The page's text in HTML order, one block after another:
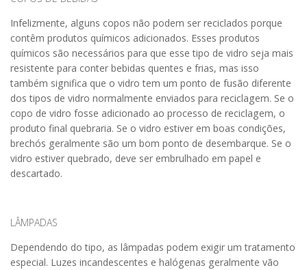
Infelizmente, alguns copos não podem ser reciclados porque
contêm produtos químicos adicionados. Esses produtos
químicos são necessários para que esse tipo de vidro seja mais
resistente para conter bebidas quentes e frias, mas isso
também significa que o vidro tem um ponto de fusão diferente
dos tipos de vidro normalmente enviados para reciclagem. Se o
copo de vidro fosse adicionado ao processo de reciclagem, o
produto final quebraria. Se o vidro estiver em boas condições,
brechós geralmente são um bom ponto de desembarque. Se o
vidro estiver quebrado, deve ser embrulhado em papel e
descartado.
LÂMPADAS
Dependendo do tipo, as lâmpadas podem exigir um tratamento
especial. Luzes incandescentes e halógenas geralmente vão